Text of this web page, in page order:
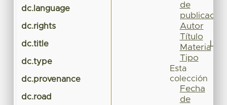
dc.language
dc.rights
dc.title LA
dc.type
dc.provenance
dc.road
de
publicación
Autor
Título
Materia
Tipo
Esta
colección
Fecha
de